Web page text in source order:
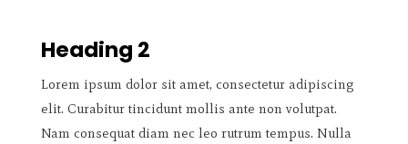
Heading 2
Lorem ipsum dolor sit amet, consectetur adipiscing
elit. Curabitur tincidunt mollis ante non volutpat.
Nam consequat diam nec leo rutrum tempus. Nulla